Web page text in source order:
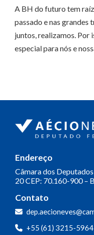
A BH do futuro tem
passado e nas grandes
juntos, realizamos. Por
especial para nós e
Endereço
Câmara dos Deputados
20CEP: 70.160-900 –
Contato
+55 (61) 3215-5964